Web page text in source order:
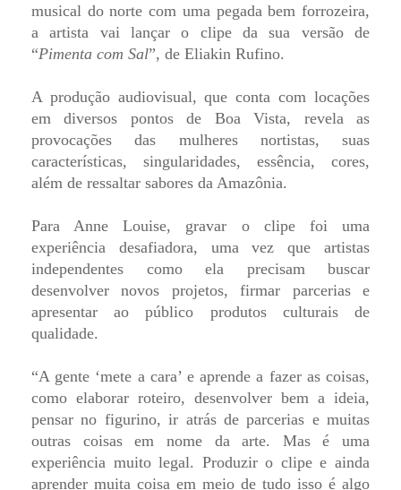
musical do norte com uma pegada bem forrozeira,
a artista vai lançar o clipe da sua versão de
“Pimenta com Sal”, de Eliakin Rufino.
A produção audiovisual, que conta com locações
em diversos pontos de Boa Vista, revela as
provocações das mulheres nortistas, suas
características, singularidades, essência, cores,
além de ressaltar sabores da Amazônia.
Para Anne Louise, gravar o clipe foi uma
experiência desafiadora, uma vez que artistas
independentes como ela precisam buscar
desenvolver novos projetos, firmar parcerias e
apresentar ao público produtos culturais de
qualidade.
“A gente ‘mete a cara’ e aprende a fazer as coisas,
como elaborar roteiro, desenvolver bem a ideia,
pensar no figurino, ir atrás de parcerias e muitas
outras coisas em nome da arte. Mas é uma
experiência muito legal. Produzir o clipe e ainda
aprender muita coisa em meio de tudo isso é algo